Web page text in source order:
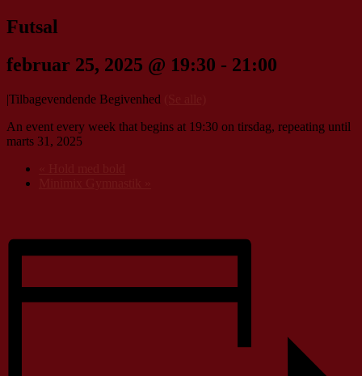
Futsal
februar 25, 2025 @ 19:30 - 21:00
|Tilbagevendende Begivenhed
An event every week that begins at 19:30 on tirsdag, repeating until
marts 31, 2025